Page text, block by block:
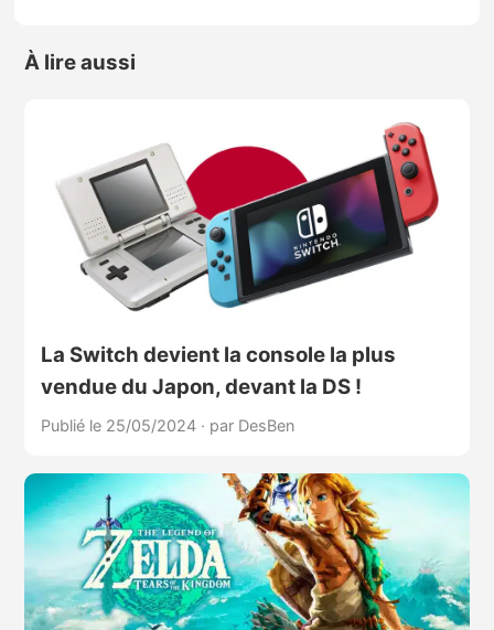
À lire aussi
La Switch devient la console la plus
vendue du Japon, devant la DS !
Publié le 25/05/2024 · par DesBen